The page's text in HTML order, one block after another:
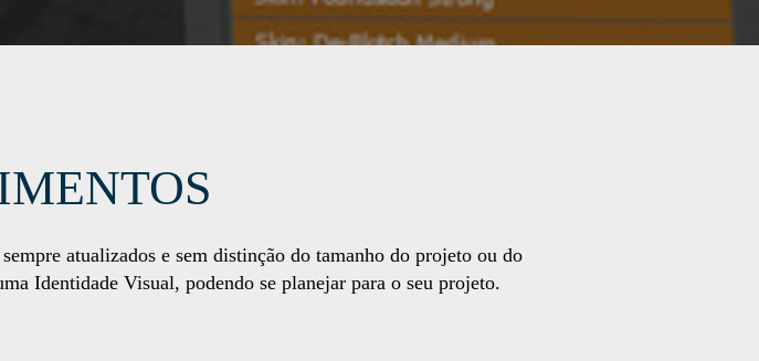
atualizados e sem distinção do tamanho do projeto ou do
Identidade Visual, podendo se planejar para o seu projeto.